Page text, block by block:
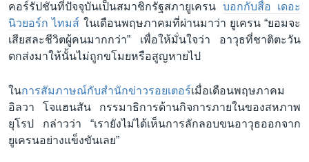
คอร์รัปชันที่ปัจจุบันเป็นสมาชิกรัฐสภายูเครน บอกกับสื่อ เดอะ
นิวยอร์ก ไทมส์ ในเดือนพฤษภาคมที่ผ่านมาว่า ยูเครน “ยอมจะ
เสียสละชีวิตผู้คนมากกว่า” เพื่อให้มั่นใจว่า อาวุธที่ชาติตะวัน
ตกส่งมาให้นั้นไม่ถูกขโมยหรือสูญหายไป
ในการสัมภาษณ์กับสำนักข่าวรอยเตอร์เมื่อเดือนพฤษภาคม
อิลวา โจแฮนสัน กรรมาธิการด้านกิจการภายในของสหภาพ
ยุโรป กล่าวว่า “เรายังไม่ได้เห็นการลักลอบขนอาวุธออกจาก
ยูเครนอย่างแข็งขันเลย”